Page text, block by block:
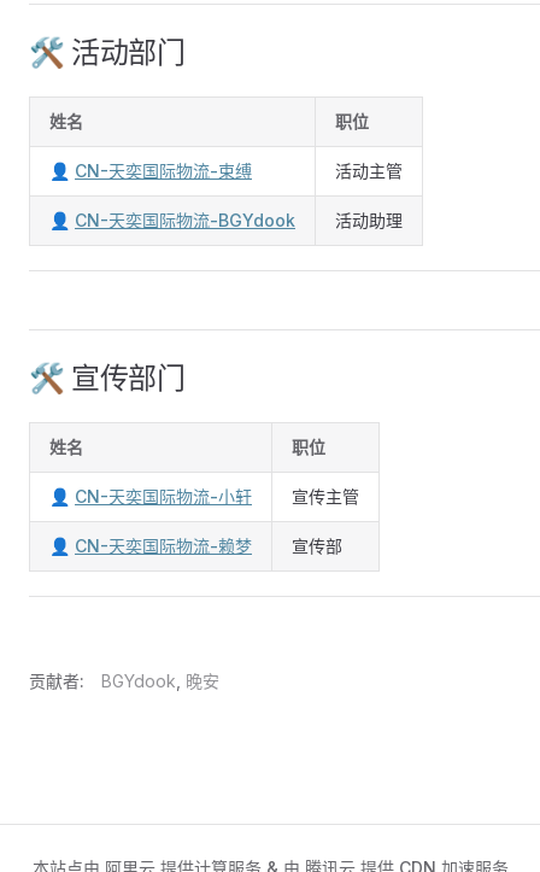
🛠 活动部门
姓名 职位
👤 CN-天奕国际物流-束缚 活动主管
👤 CN-天奕国际物流-BGYdook 活动助理
🛠 宣传部门
姓名 职位
👤 CN-天奕国际物流-小轩 宣传主管
👤 CN-天奕国际物流-赖梦 宣传部
贡献者: BGYdook 晚安
本站点由 阿里云提供计算服务 & 由 腾讯云提供 CDN 加速服务